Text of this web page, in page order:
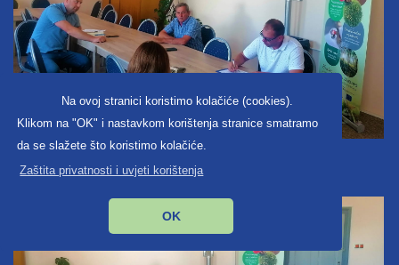
Na ovoj stranici koristimo kolačiće (cookies).
Klikom na "OK" i nastavkom korištenja stranice smatramo
da se slažete što koristimo kolačiće.
Zaštita privatnosti i uvjeti korištenja
OK